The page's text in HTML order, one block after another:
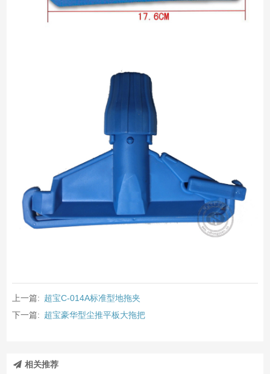
上一篇: 超宝C-014A标准型地拖夹
下一篇: 超宝豪华型尘推平板大拖把
相关推荐